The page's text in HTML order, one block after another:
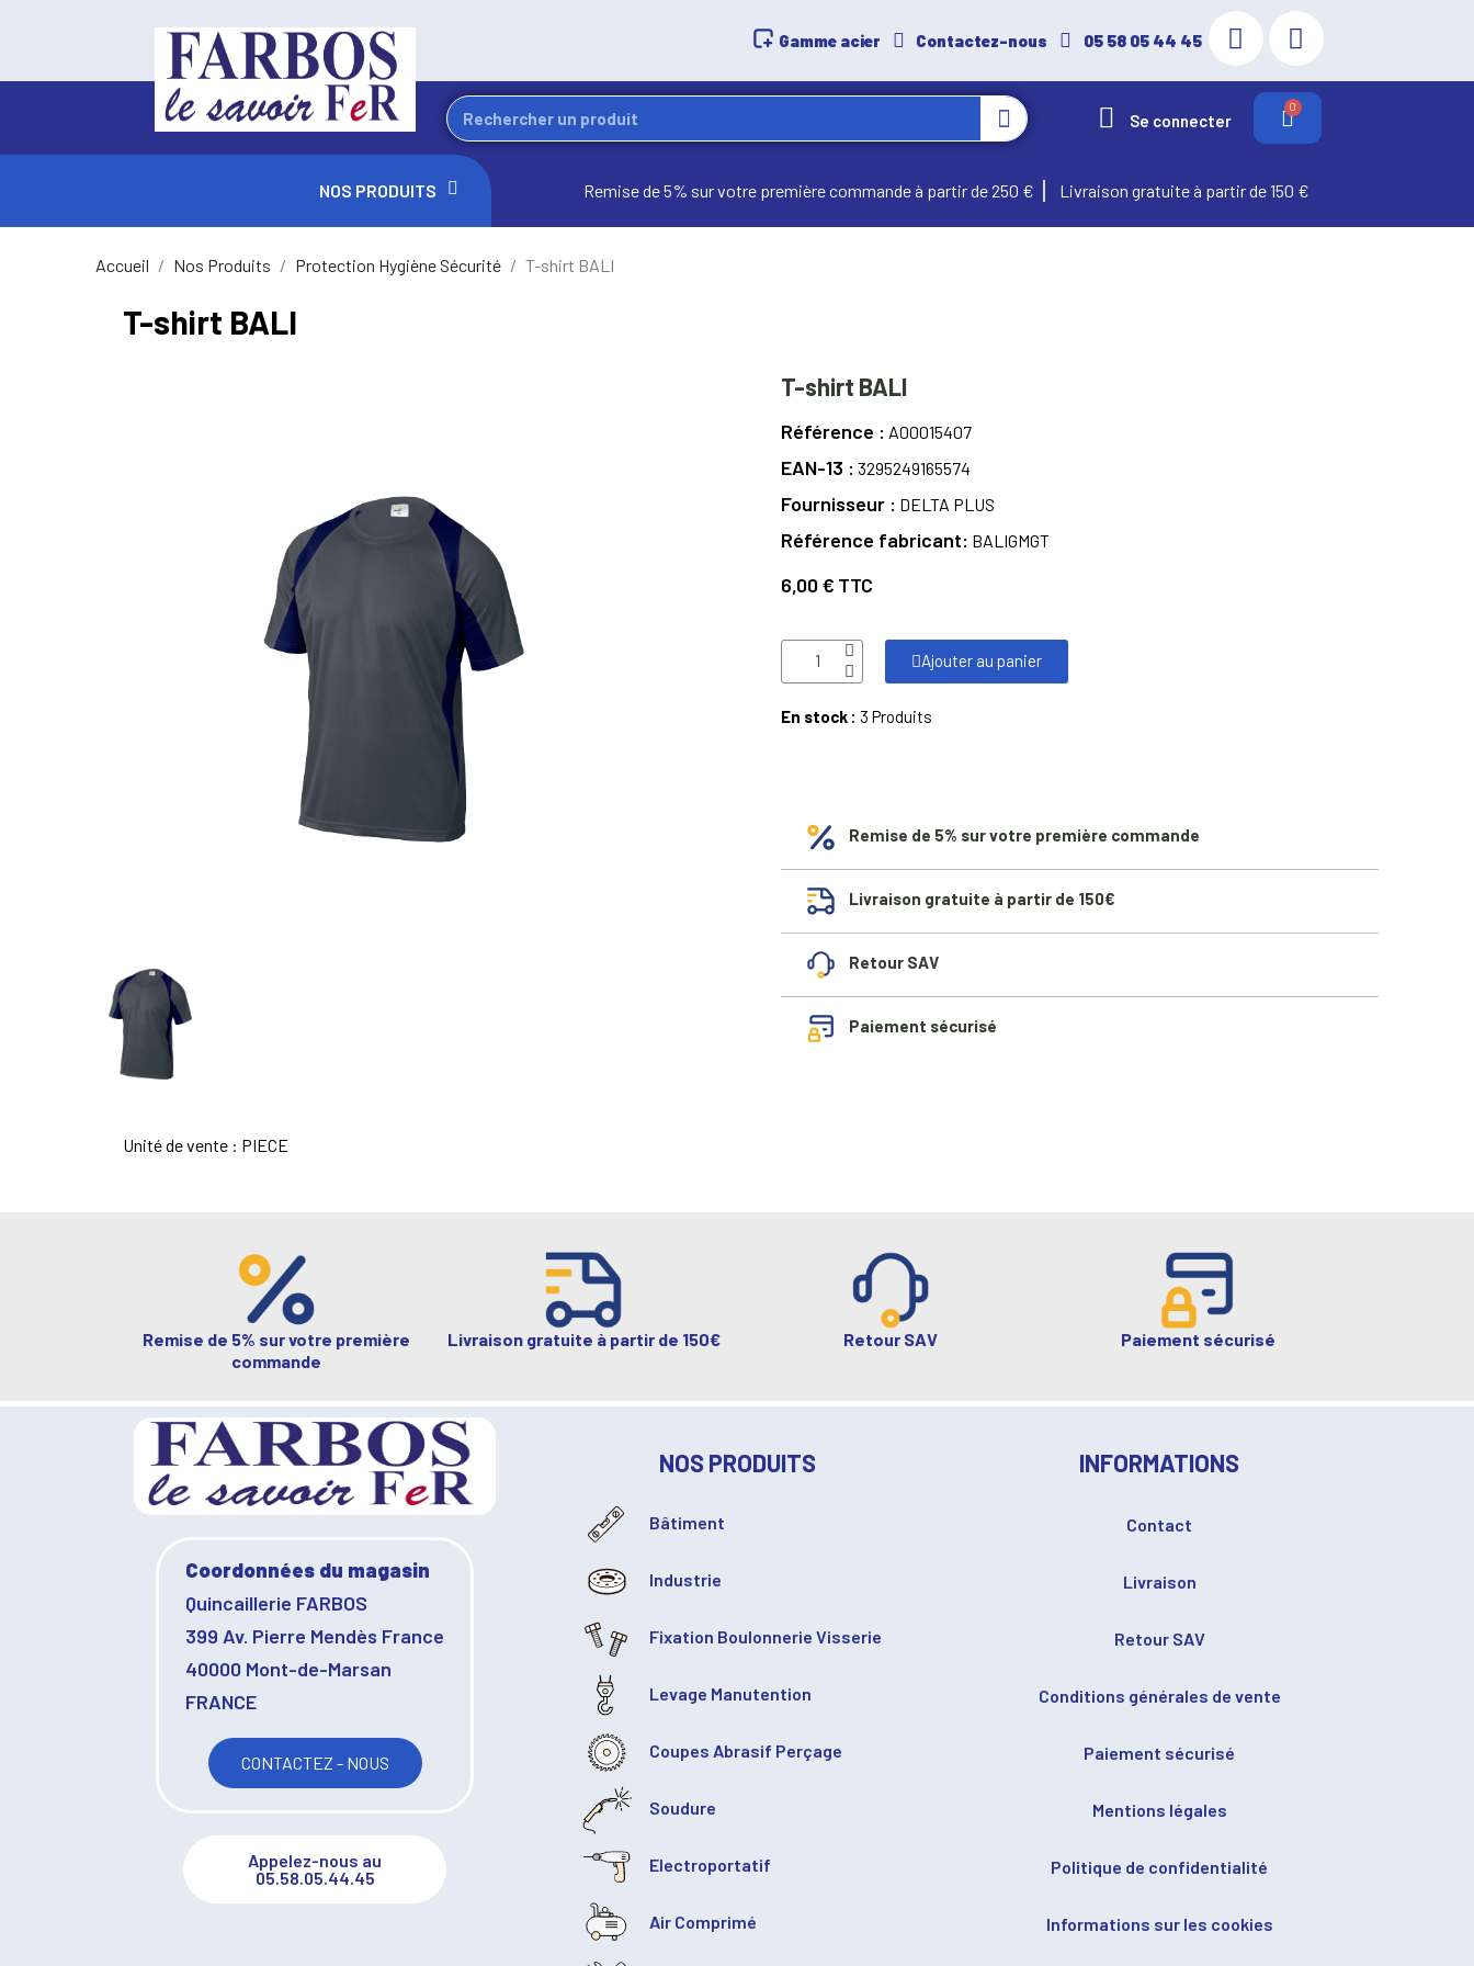
Gamme acier Contactez-nous 05 58 05 44 45
Se connecter
NOS PRODUITS Remise de 5% sur votre première commande à partir de 250 € Livraison gratuite à partir de 150 €
Accueil Nos Produits Protection Hygiène Sécurité T-shirt BALI
T-shirt BALI
T-shirt BALI
Référence A00015407
EAN-13 3295249165574
Fournisseur DELTA PLUS
Référence fabricant BALIGMGT
6,00 € TTC
Ajouter au panier
En stock : 3 Produits
Remise de 5% sur votre première commande
Livraison gratuite à partir de 150€
Retour SAV
Paiement sécurisé
Unité de vente : PIECE
Remise de 5% sur votre première
commande
Livraison gratuite à partir de 150€ Retour SAV Paiement sécurisé
Coordonnées du magasin
Quincaillerie FARBOS
399 Av. Pierre Mendès France
40000 Mont-de-Marsan
FRANCE
CONTACTEZ - NOUS
Appelez-nous au
05.58.05.44.45
NOS PRODUITS
Bâtiment
Industrie
Fixation Boulonnerie Visserie
Levage Manutention
Coupes Abrasif Perçage
Soudure
Electroportatif
Air Comprimé
INFORMATIONS
Contact
Livraison
Retour SAV
Conditions générales de vente
Paiement sécurisé
Mentions légales
Politique de confidentialité
Informations sur les cookies